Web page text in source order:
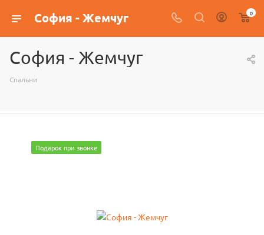
София - Жемчуг 0
София - Жемчуг
Спальни
Подарок при звонке